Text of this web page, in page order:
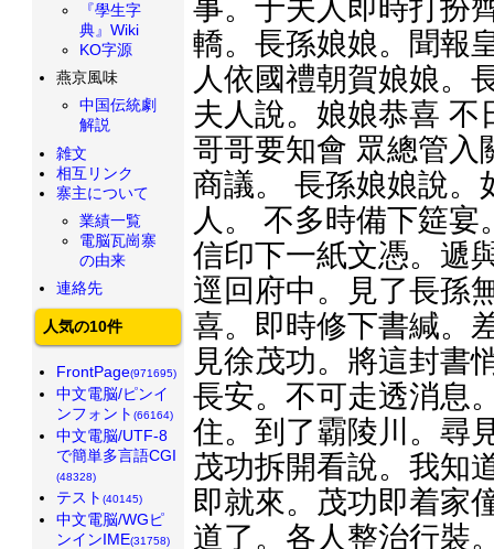
事。于夫人即時打扮
轎。長孫娘娘。聞報
人依國禮朝賀娘娘。
夫人說。娘娘恭喜 不
哥哥要知會 眾總管入
商議。 長孫娘娘說。
人。 不多時備下筵
信印下一紙文憑。遞
逕回府中。見了長孫
喜。即時修下書緘。
見徐茂功。將這封書
長安。不可走透消息
住。到了霸陵川。尋
茂功拆開看說。我知
即就來。茂功即着家
道了。各人整治行裝
『學生字
典』Wiki
KO字源
燕京風味
中国伝統劇
解説
雑文
相互リンク
寨主について
業績一覧
電脳瓦崗寨
の由来
連絡先
人気の10件
FrontPage(971695)
中文電脳/ピンイ
ンフォント (66164)
中文電脳/UTF-8
で簡単多言語CGI
(48328)
テスト (40145)
中文電脳/WGピ
ンインIME(31758)